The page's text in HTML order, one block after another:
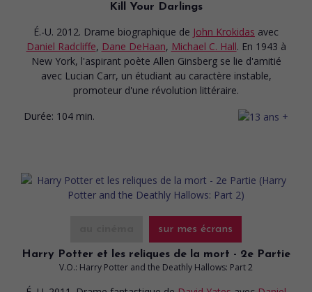
Kill Your Darlings
É.-U. 2012. Drame biographique de John Krokidas avec
Daniel Radcliffe, Dane DeHaan, Michael C. Hall. En 1943 à
New York, l'aspirant poète Allen Ginsberg se lie d'amitié
avec Lucian Carr, un étudiant au caractère instable,
promoteur d'une révolution littéraire.
Durée: 104 min.
sur mes écrans
Harry Potter et les reliques de la mort - 2e Partie
V.O.: Harry Potter and the Deathly Hallows: Part 2